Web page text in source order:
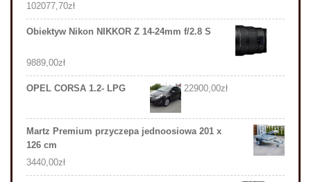
102077,70zł
Obiektyw Nikon NIKKOR Z 14-24mm f/2.8 S
9889,00zł
OPEL CORSA 1.2- LPG 22900,00zł
Martz Premium przyczepa jednoosiowa 201 x
126 cm
3440,00zł